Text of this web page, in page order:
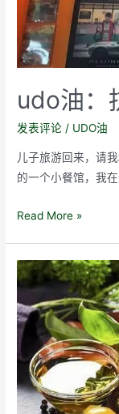
身
心
愉
老
得
udo油：
发表评论 / UDO油
儿子旅游回来，请
的一个小餐馆，我
udo
衰
Read More »